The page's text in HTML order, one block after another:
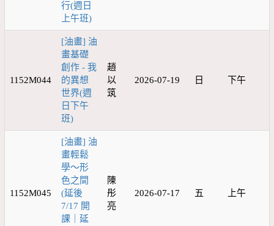
行(週日
上午班)
1152M044
[油畫] 油
畫基礎
創作 - 我
的異想
世界(週
日下午
班)
趙
以
筑
2026-07-19 日 下午
1152M045
[油畫] 油
畫輕鬆
學～形
色之間
(延後
7/17 開
課｜延
陳
彤
亮
2026-07-17 五 上午